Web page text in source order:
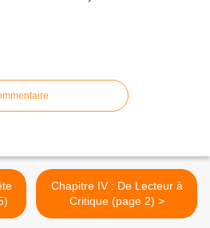
Chapitre IV : De Lecteur à
Critique (page 2) >